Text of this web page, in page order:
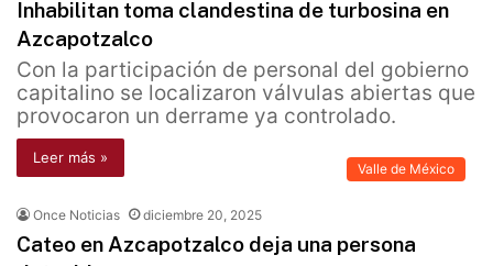
Inhabilitan toma clandestina de turbosina en
Azcapotzalco
Con la participación de personal del gobierno
capitalino se localizaron válvulas abiertas que
provocaron un derrame ya controlado.
Leer más »
Valle de México
Once Noticias diciembre 20, 2025
Cateo en Azcapotzalco deja una persona